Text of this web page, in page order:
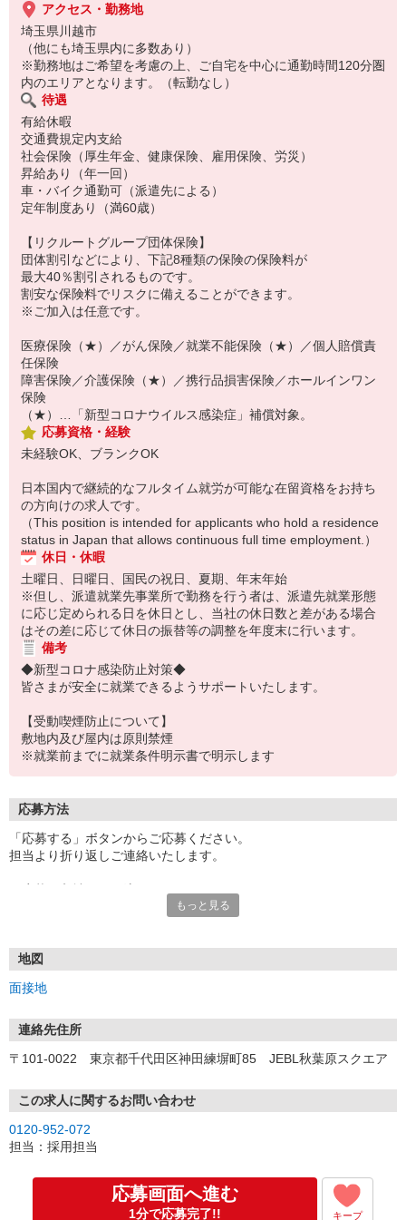
アクセス・勤務地
埼玉県川越市
（他にも埼玉県内に多数あり）
※勤務地はご希望を考慮の上、ご自宅を中心に通勤時間120分圏
内のエリアとなります。（転勤なし）
待遇
有給休暇
交通費規定内支給
社会保険（厚生年金、健康保険、雇用保険、労災）
昇給あり（年一回）
車・バイク通勤可（派遣先による）
定年制度あり（満60歳）
【リクルートグループ団体保険】
団体割引などにより、下記8種類の保険の保険料が
最大40％割引されるものです。
割安な保険料でリスクに備えることができます。
※ご加入は任意です。
医療保険（★）／がん保険／就業不能保険（★）／個人賠償責
任保険
障害保険／介護保険（★）／携行品損害保険／ホールインワン
保険
（★）…「新型コロナウイルス感染症」補償対象。
応募資格・経験
未経験OK、ブランクOK
日本国内で継続的なフルタイム就労が可能な在留資格をお持ち
の方向けの求人です。
（This position is intended for applicants who hold a residence
status in Japan that allows continuous full time employment.）
休日・休暇
土曜日、日曜日、国民の祝日、夏期、年末年始
※但し、派遣就業先事業所で勤務を行う者は、派遣先就業形態
に応じ定められる日を休日とし、当社の休日数と差がある場合
はその差に応じて休日の振替等の調整を年度末に行います。
備考
◆新型コロナ感染防止対策◆
皆さまが安全に就業できるようサポートいたします。
【受動喫煙防止について】
敷地内及び屋内は原則禁煙
※就業前までに就業条件明示書で明示します
応募方法
「応募する」ボタンからご応募ください。
担当より折り返しご連絡いたします。
*来社面接またはオンライン面接が可能です。
（応募情報不足の場合は、履歴書・職務経歴書を頂くケースがあ
▼内定（面接後、最短翌営業日）
*当社より内定通知をお送りします。
*内定にご承諾いただけましたら、採用決定となります。
*当社の正社員としてご入社いただきます。
*辞令の授与、オリエンテーションをお受けいただきます。
▼配属先の決定（★）
*当社が配属先を決定します。
▼就業開始
*配属先にて、当社の派遣スタッフとしてご就業いただきます。
もっと見る
地図
面接地
連絡先住所
〒101-0022 東京都千代田区神田練塀町85 JEBL秋葉原スクエア
この求人に関するお問い合わせ
0120-952-072
担当：採用担当
応募画面へ進む
1分で応募完了!! キープ